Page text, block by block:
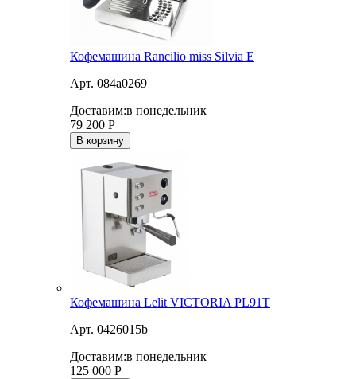
Кофемашина Rancilio miss Silvia E
Арт. 084a0269
Доставим:в понедельник
79 200 Р
В корзину
Кофемашина Lelit VICTORIA PL91T
Арт. 0426015b
Доставим:в понедельник
125 000 Р